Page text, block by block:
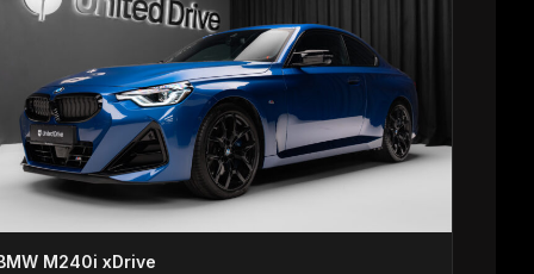
M240i xDrive